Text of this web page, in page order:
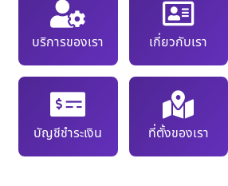
บริการของเรา เกี่ยวกับเรา
บัญชีชำระเงิน ที่ตั้งของเรา